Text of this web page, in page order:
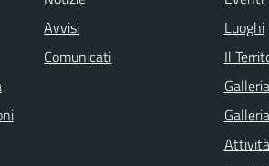
Avvisi
Comunicati
Luoghi
Il